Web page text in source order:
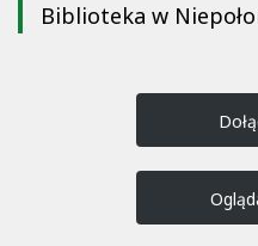
Biblioteka w